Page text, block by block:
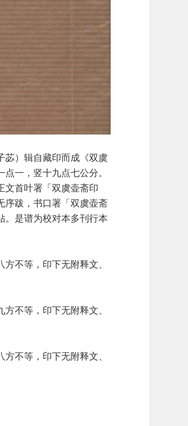
苾）辑自藏印而成《双虞
一，竖十九点七公分。
文首叶署「双虞壶斋印
序跋，书口署「双虞壶斋
。是谱为校对本多刊行本
不等，印下无附释文、
不等，印下无附释文、
不等，印下无附释文、